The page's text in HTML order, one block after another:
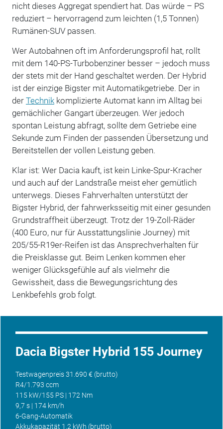
nicht dieses Aggregat spendiert hat. Das würde – PS
reduziert – hervorragend zum leichten (1,5 Tonnen)
Rumänen-SUV passen.
Wer Autobahnen oft im Anforderungsprofil hat, rollt
mit dem 140-PS-Turbobenziner besser – jedoch muss
der stets mit der Hand geschaltet werden. Der Hybrid
ist der einzige Bigster mit Automatikgetriebe. Der in
der Technikkomplizierte Automat kann im Alltag bei
gemächlicher Gangart überzeugen. Wer jedoch
spontan Leistung abfragt, sollte dem Getriebe eine
Sekunde zum Finden der passenden Übersetzung und
Bereitstellen der vollen Leistung geben.
Klar ist: Wer Dacia kauft, ist kein Linke-Spur-Kracher
und auch auf der Landstraße meist eher gemütlich
unterwegs. Dieses Fahrverhalten unterstützt der
Bigster Hybrid, der fahrwerksseitig mit einer gesunden
Grundstraffheit überzeugt. Trotz der 19-Zoll-Räder
(400 Euro, nur für Ausstattungslinie Journey) mit
205/55-R19er-Reifen ist das Ansprechverhalten für
die Preisklasse gut. Beim Lenken kommen eher
weniger Glücksgefühle auf als vielmehr die
Gewissheit, dass die Bewegungsrichtung des
Lenkbefehls grob folgt.
Dacia Bigster Hybrid 155 Journey
Testwagenpreis 31.690 € (brutto)
R4/1.793 ccm
115 kW/155 PS | 172 Nm
9,7 s | 174 km/h
6-Gang-Automatik
Akkukapazität 1,2 kWh (brutto)